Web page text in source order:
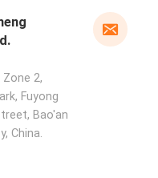
Zone 2,
Fuyong
Bao'an
China.